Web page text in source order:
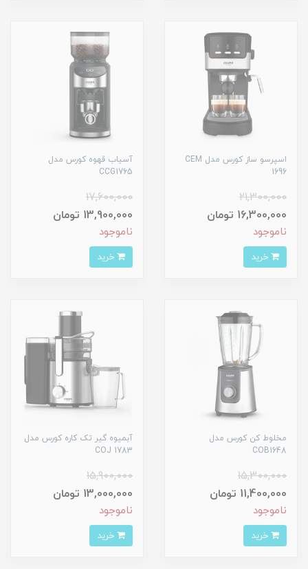
اسپرسو ساز کورس مدل CEM
1696
21,300,000
16,300,000 تومان
ناموجود
آسیاب قهوه کورس مدل
CCG1765
17,600,000
13,900,000 تومان
ناموجود
مخلوط کن کورس مدل
COB1648
15,300,000
11,400,000 تومان
ناموجود
آبمیوه گیر تک کاره کورس مدل
COJ 1783
15,900,000
13,000,000 تومان
ناموجود